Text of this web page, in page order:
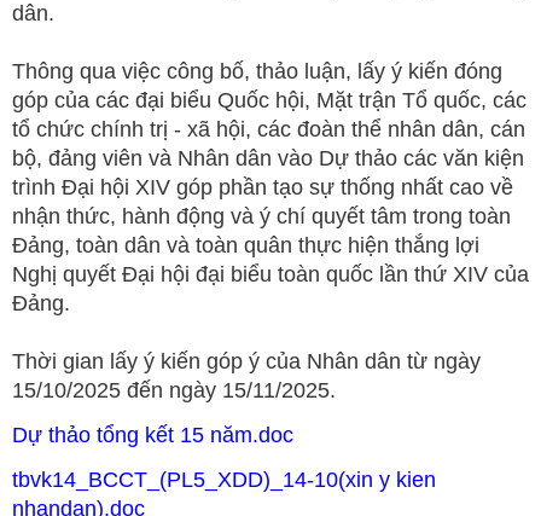
dân.
Thông qua việc công bố, thảo luận, lấy ý kiến đóng
góp của các đại biểu Quốc hội, Mặt trận Tổ quốc, các
tổ chức chính trị - xã hội, các đoàn thể nhân dân, cán
bộ, đảng viên và Nhân dân vào Dự thảo các văn kiện
trình Đại hội XIV góp phần tạo sự thống nhất cao về
nhận thức, hành động và ý chí quyết tâm trong toàn
Đảng, toàn dân và toàn quân thực hiện thắng lợi
Nghị quyết Đại hội đại biểu toàn quốc lần thứ XIV của
Đảng.
Thời gian lấy ý kiến góp ý của Nhân dân từ ngày
15/10/2025 đến ngày 15/11/2025.
Dự thảo tổng kết 15 năm.doc
tbvk14_BCCT_(PL5_XDD)_14-10(xin y kien
nhandan).doc